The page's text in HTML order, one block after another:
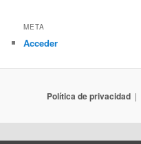
META
Acceder
Política de privacidad